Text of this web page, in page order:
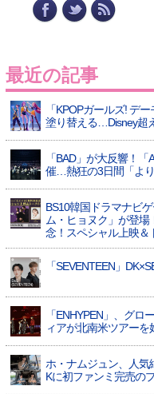
最近の記事
「KPOPガールズ! デ
塗り替える…Disney超
「BAD」が大反響！
催…熱狂の3日間「よ
BS10韓国ドラマナビ
ム・ヒョヌク」が登場
念！スペシャル上映＆
「SEVENTEEN」
「ENHYPEN」、グ
ィアが北南米ツアーを
ホ・ナムジュン、人
Kに初ファンミ完売の